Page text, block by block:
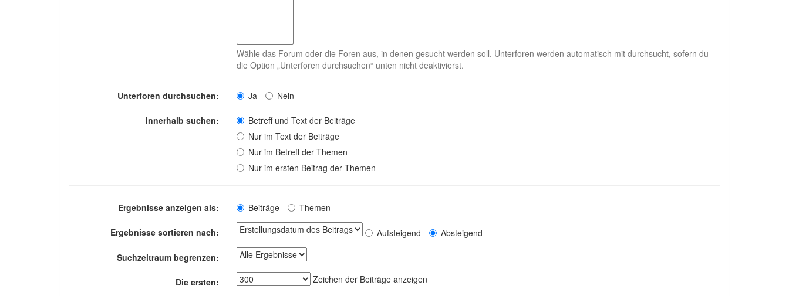
Wähle das Forum oder die Foren aus, in denen gesucht werden soll. Unterforen werden automatisch mit durchsucht, sofern du
die Option „Unterforen durchsuchen“ unten nicht deaktivierst.
Unterforen durchsuchen: Ja Nein
Innerhalb suchen:
Betreff und Text der Beiträge
Nur im Text der Beiträge
Nur im Betreff der Themen
Nur im ersten Beitrag der Themen
Ergebnisse anzeigen als: Beiträge Themen
Ergebnisse sortieren nach: Aufsteigend Absteigend
Suchzeitraum begrenzen:
Die ersten: Zeichen der Beiträge anzeigen